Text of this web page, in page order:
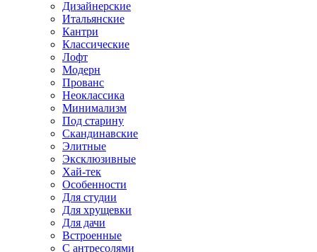
Дизайнерские
Итальянские
Кантри
Классические
Лофт
Модерн
Прованс
Неоклассика
Минимализм
Под старину
Скандинавские
Элитные
Эксклюзивные
Хай-тек
Особенности
Для студии
Для хрущевки
Для дачи
Встроенные
С антресолями